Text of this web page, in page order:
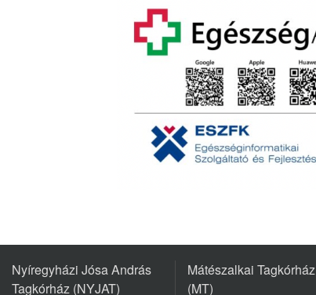
Nyíregyházi Jósa András
Tagkórház (NYJAT)
Mátészalkai Tagkórház
(MT)